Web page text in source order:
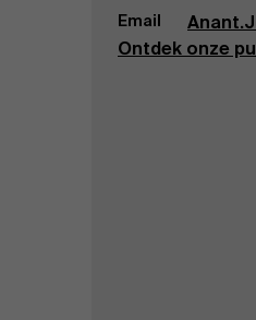
Email
Ontdek onze